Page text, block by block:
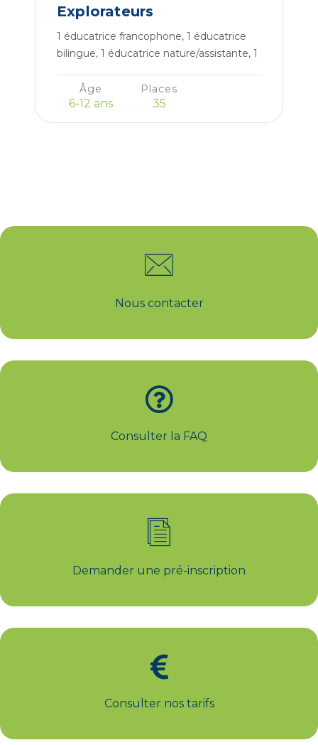
Explorateurs
1 éducatrice francophone, 1 éducatrice
bilingue, 1 éducatrice nature/assistante, 1
Âge
6-12 ans
Places
35
Nous contacter
Consulter la FAQ
Demander une pré-inscription
Consulter nos tarifs